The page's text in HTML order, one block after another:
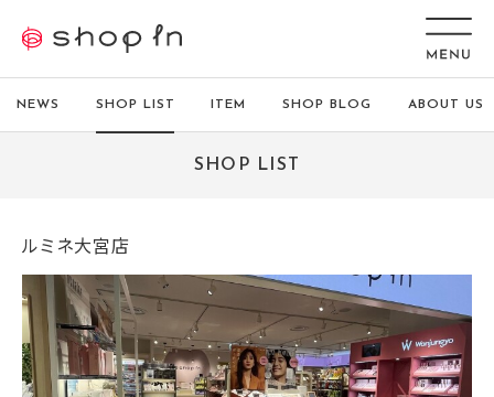
NEWS SHOP LIST ITEM SHOP BLOG ABOUT US
SHOP LIST
ルミネ大宮店